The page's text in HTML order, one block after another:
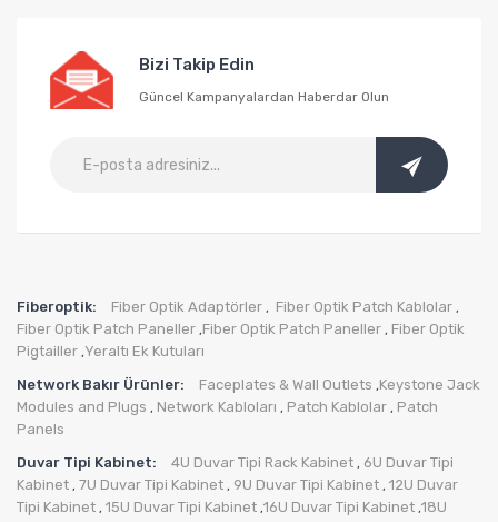
Bizi Takip Edin
Güncel Kampanyalardan Haberdar Olun
Fiberoptik: Fiber Optik Adaptörler , Fiber Optik Patch Kablolar ,
Fiber Optik Patch Paneller ,Fiber Optik Patch Paneller , Fiber Optik
Pigtailler ,Yeraltı Ek Kutuları
Network Bakır Ürünler:
Faceplates & Wall Outlets ,Keystone Jack
Modules and Plugs , Network Kabloları , Patch Kablolar , Patch
Panels
Duvar Tipi Kabinet:
4U Duvar Tipi Rack Kabinet , 6U Duvar Tipi
Kabinet , 7U Duvar Tipi Kabinet , 9U Duvar Tipi Kabinet , 12U Duvar
Tipi Kabinet , 15U Duvar Tipi Kabinet ,16U Duvar Tipi Kabinet ,18U